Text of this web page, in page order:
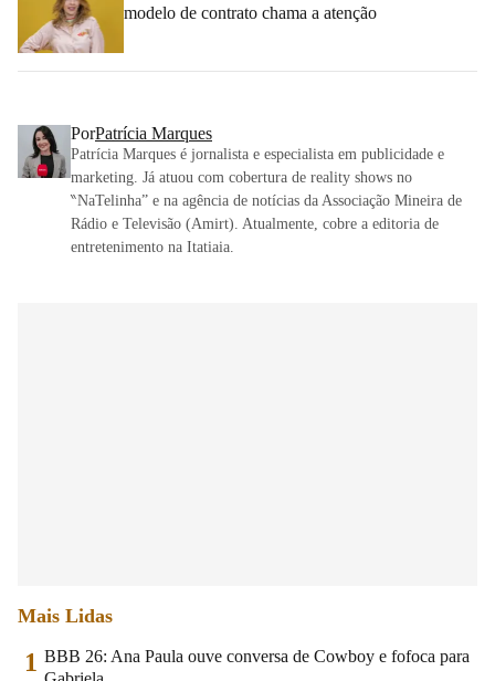
modelo de contrato chama a atenção
PorPatrícia Marques
Patrícia Marques é jornalista e especialista em publicidade e
marketing. Já atuou com cobertura de reality shows no
‶NaTelinha” e na agência de notícias da Associação Mineira de
Rádio e Televisão (Amirt). Atualmente, cobre a editoria de
entretenimento na Itatiaia.
Mais Lidas
1 BBB 26: Ana Paula ouve conversa de Cowboy e fofoca para